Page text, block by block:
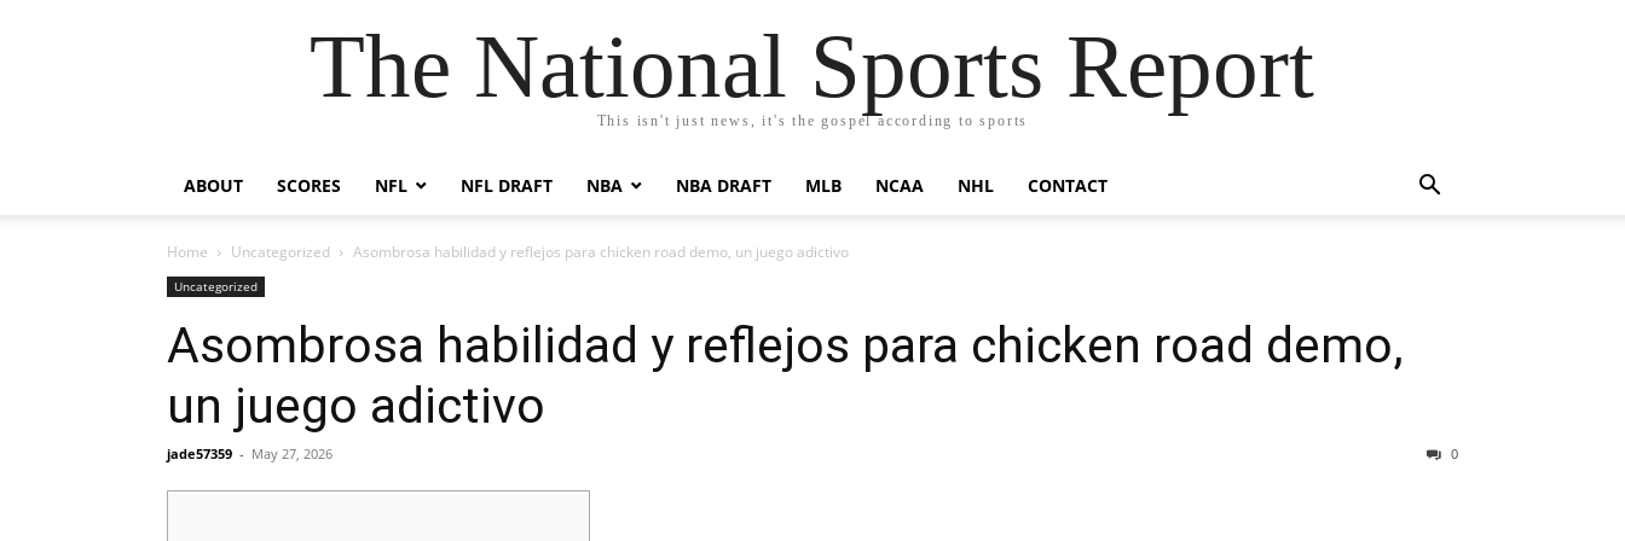
The National Sports Report
This isn't just news, it's the gospel according to sports
ABOUT SCORES NFL NFL DRAFT NBA NBA DRAFT MLB NCAA NHL CONTACT
Home Uncategorized Asombrosa habilidad y reflejos para chicken road demo, un juego adictivo
Uncategorized
Asombrosa habilidad y reflejos para chicken road demo,
un juego adictivo
jade57359 - May 27, 2026 0